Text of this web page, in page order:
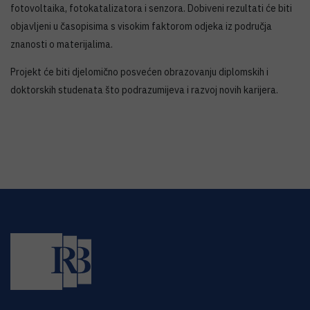
fotovoltaika, fotokatalizatora i senzora. Dobiveni rezultati će biti
objavljeni u časopisima s visokim faktorom odjeka iz područja
znanosti o materijalima.
Projekt će biti djelomično posvećen obrazovanju diplomskih i
doktorskih studenata što podrazumijeva i razvoj novih karijera.